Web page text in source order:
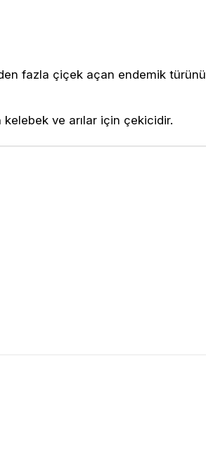
fazla çiçek açan endemik türünü
ve arılar için çekicidir.